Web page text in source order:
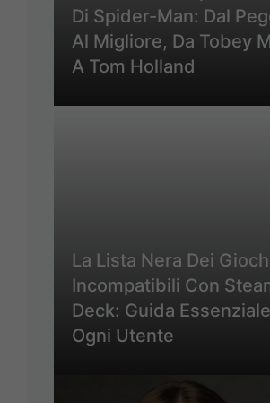
Di Spider-Man: Dal
Al Migliore, Da Tobey
A Tom Holland
La Lista Nera Dei
Incompatibili Con
Deck: Guida
Ogni Utente